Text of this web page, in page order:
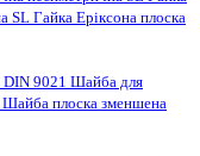
SL Гайка Еріксона плоска
DIN 9021 Шайба для
Шайба плоска зменшена